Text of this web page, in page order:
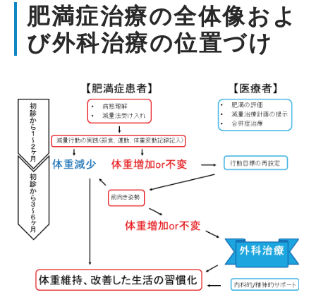
肥満症治療の全体像およ
び外科治療の位置づけ